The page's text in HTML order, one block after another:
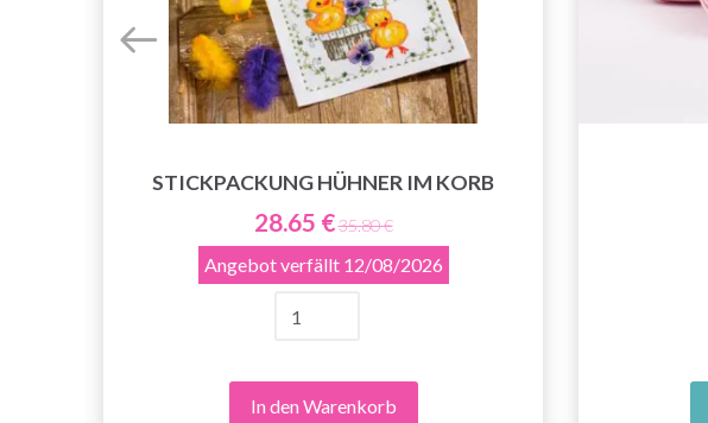
STICKPACKUNG HÜHNER IM KORB
28.65 €35.80 €
Angebot verfällt 12/08/2026
In den Warenkorb